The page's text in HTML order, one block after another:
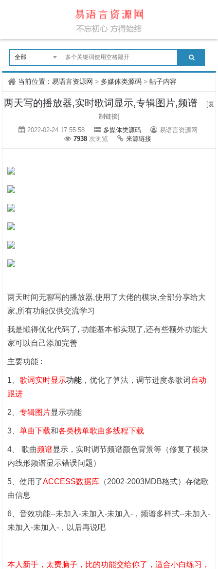
当前位置：易语言资源网 > 多媒体类源码 >帖子内容
两天写的播放器,实时歌词显示,专辑图片,频谱
[复
制链接]
2022-02-24 17:55:58
多媒体类源码
易语言资源网
7938 次浏览 来源链接
两天时间无聊写的播放器,使用了大佬的模块,全部分享给大
家,所有功能仅供交流学习
我是懒得优化代码了, 功能基本都实现了,还有些额外功能大
家可以自己添加完善
主要功能 :
1、歌词实时显示功能 ，优化了算法，调节进度条歌词 自动
跟进
2、专辑图片显示功能
3、单曲下载和各类榜单歌曲多线程下载
4、 歌曲频谱显示，实时调节频谱颜色背景等（修复了模块
内线形频谱显示错误问题）
5、使用了ACCESS数据库 （2002-2003MDB格式）存储歌
曲信息
6、音效功能--未加入-未加入-未加入-，频谱多样式--未加入-
未加入-未加入-，以后再说吧
本人新手，太费脑子，比的功能交给你了，适合小白练习，